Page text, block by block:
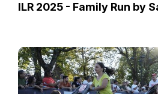
ILR 2025 - Family Run by